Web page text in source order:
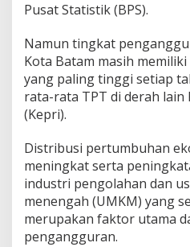
Pusat Statistik (BPS).
Namun tingkat
Kota Batam masih
yang paling tinggi setiap
rata-rata TPT di derah lain
(Kepri).
Distribusi pertumbuhan
meningkat serta
industri pengolahan dan
menengah (UMKM) yang
merupakan faktor utama
pengangguran.